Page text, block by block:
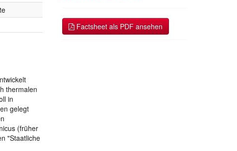
thermalen
in
gelegt
(früher
"Staatliche
Factsheet als PDF ansehen